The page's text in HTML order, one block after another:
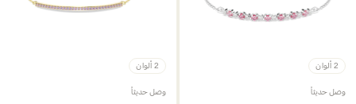
2 ألوان
وصل حديثاً
2 ألوان
وصل حديثاً